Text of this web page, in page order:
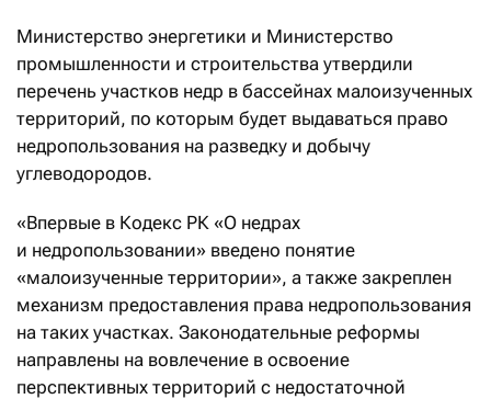
Министерство энергетики и Министерство
промышленности и строительства утвердили
перечень участков недр в бассейнах малоизученных
территорий, по которым будет выдаваться право
недропользования на разведку и добычу
углеводородов.
«Впервые в Кодекс РК «О недрах
и недропользовании» введено понятие
«малоизученные территории», а также закреплен
механизм предоставления права недропользования
на таких участках. Законодательные реформы
направлены на вовлечение в освоение
перспективных территорий с недостаточной